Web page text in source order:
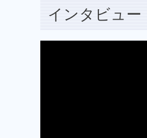
インタビュー